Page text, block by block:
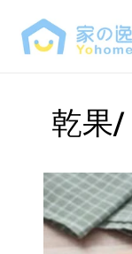
content
乾果/